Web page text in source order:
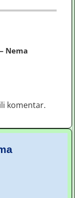
Nema
komentar.